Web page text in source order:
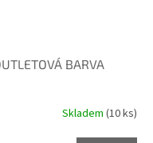
BARVA
Skladem (10 ks)